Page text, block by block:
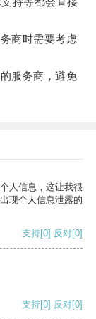
商时需要考虑
服务商，避免
人信息，这让我很
现个人信息泄露的
支持[0] 反对[0]
支持[0] 反对[0]